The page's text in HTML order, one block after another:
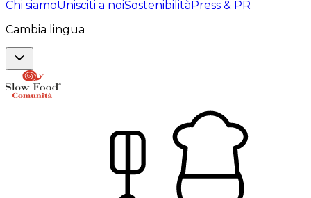
Chi siamoUnisciti a noiSostenibilitàPress & PR
Cambia lingua